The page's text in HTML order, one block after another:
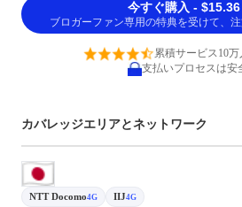
今すぐ購入 -
ブロガーファン専用の特典を受けて、
累積サービス10
支払いプロセスは安
カバレッジエリアとネットワーク
NTT Docomo4G IIJ4G